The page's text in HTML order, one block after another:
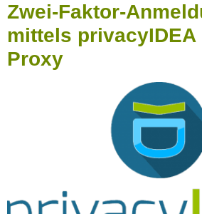
Zwei-Faktor-
mittels privacyIDEA
Proxy